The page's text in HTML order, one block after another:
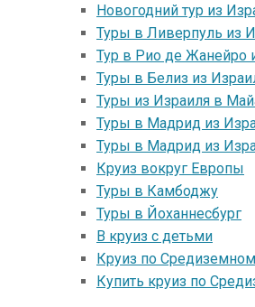
Новогодний тур из
Туры в Ливерпуль из
Тур в Рио де Жанейро
Туры в Белиз из
Туры из Израиля в
Туры в Mадрид из
Туры в Mадрид из
Круиз вокруг Европы
Туры в Камбоджу
Туры в Йоханнесбург
В круиз с детьми
Круиз по
Купить круиз по